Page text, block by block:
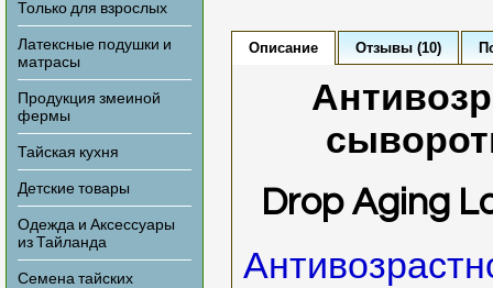
Только для взрослых
Латексные подушки и
матрасы
Продукция змеиной
фермы
Тайская кухня
Детские товары
Одежда и Аксессуары
из Тайланда
Семена тайских
Описание Отзывы (10)
Drop Aging